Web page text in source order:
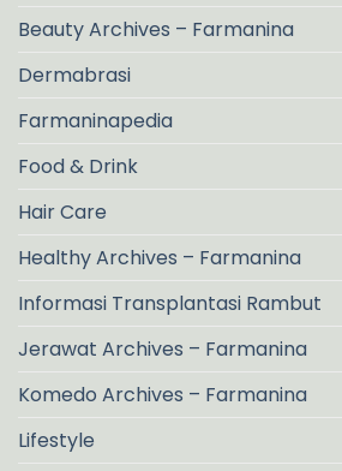
Beauty Archives – Farmanina
Dermabrasi
Farmaninapedia
Food & Drink
Hair Care
Healthy Archives – Farmanina
Informasi Transplantasi Rambut
Jerawat Archives – Farmanina
Komedo Archives – Farmanina
Lifestyle